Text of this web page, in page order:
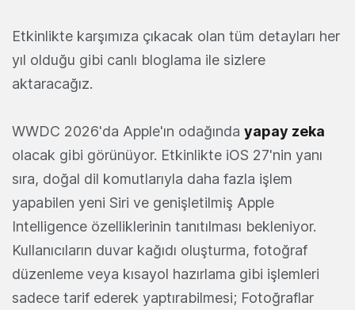
Etkinlikte karşımıza çıkacak olan tüm detayları her
yıl olduğu gibi canlı bloglama ile sizlere
aktaracağız.
WWDC 2026'da Apple'ın odağında yapay zeka
olacak gibi görünüyor. Etkinlikte iOS 27'nin yanı
sıra, doğal dil komutlarıyla daha fazla işlem
yapabilen yeni Siri ve genişletilmiş Apple
Intelligence özelliklerinin tanıtılması bekleniyor.
Kullanıcıların duvar kağıdı oluşturma, fotoğraf
düzenleme veya kısayol hazırlama gibi işlemleri
sadece tarif ederek yaptırabilmesi; Fotoğraflar